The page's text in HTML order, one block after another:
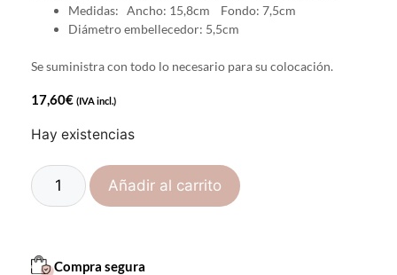
Medidas: Ancho: 15,8cm Fondo: 7,5cm
Diámetro embellecedor: 5,5cm
Se suministra con todo lo necesario para su colocación.
17,60€ (IVA incl.)
Hay existencias
Añadir al carrito
Compra segura